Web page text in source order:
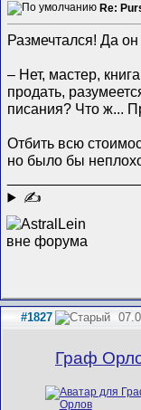
Re:
Размечтался! Да он
– Нет, мастер,
продать,
писания? Что ж...
Отбить всю
но было бы
✍
#1827
Граф